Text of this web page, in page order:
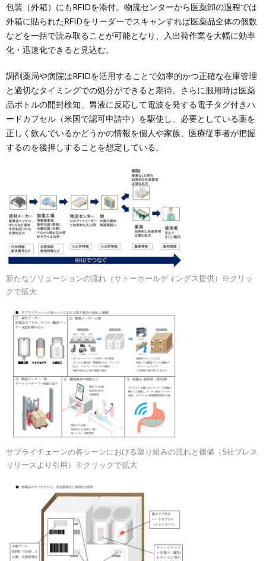
包装（外箱）にもRFIDを添付。物流センターから医薬卸の過程では
外箱に貼られたRFIDをリーダーでスキャンすれば医薬品全体の個数
などを一括で読み取ることが可能となり、入出荷作業を大幅に効率
化・迅速化できると見込む。
調剤薬局や病院はRFIDを活用することで効率的かつ正確な在庫管理
と適切なタイミングでの処分ができると期待。さらに服用時は医薬
品ボトルの開封検知、胃液に反応して電波を発する電子タグ付きハ
ードカプセル（米国で認可申請中）を駆使し、必要としている薬を
正しく飲んでいるかどうかの情報を個人や家族、医療従事者が把握
するのを後押しすることを想定している。
新たなソリューションの流れ（サトーホールディングス提供）※クリッ
クで拡大
サプライチェーンの各シーンにおける取り組みの流れと価値（5社プレス
リリースより引用）※クリックで拡大